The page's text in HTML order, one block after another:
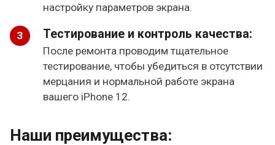
настройку параметров экрана.
Тестирование и контроль качества:
После ремонта проводим тщательное
тестирование, чтобы убедиться в отсутствии
мерцания и нормальной работе экрана
вашего iPhone 12.
Наши преимущества: